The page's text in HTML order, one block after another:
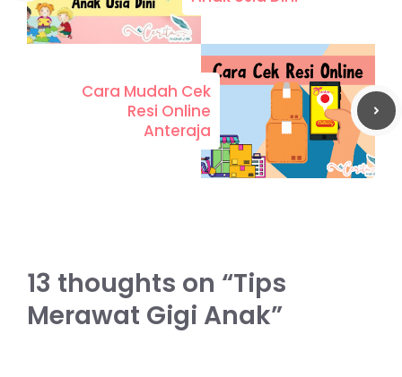
Cara Mudah Cek
Resi Online
Anteraja
13 thoughts on “Tips
Merawat Gigi Anak”